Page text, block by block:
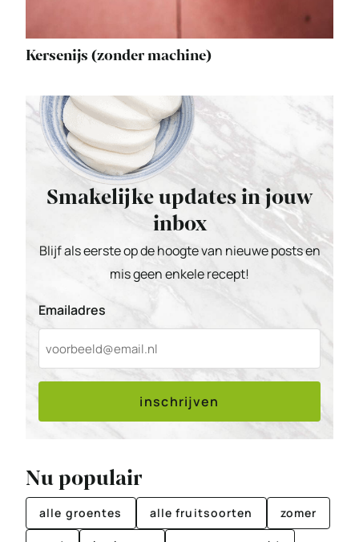
Kersenijs (zonder machine)
Smakelijke updates in jouw
inbox
Blijf als eerste op de hoogte van nieuwe posts en
mis geen enkele recept!
Emailadres
inschrijven
Nu populair
alle groentes alle fruitsoorten zomer